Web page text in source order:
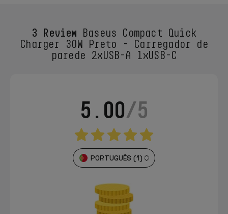
3 Review Baseus Compact Quick
Charger 30W Preto - Carregador de
parede 2xUSB-A 1xUSB-C
5.00/5
PORTUGUÊS (1)